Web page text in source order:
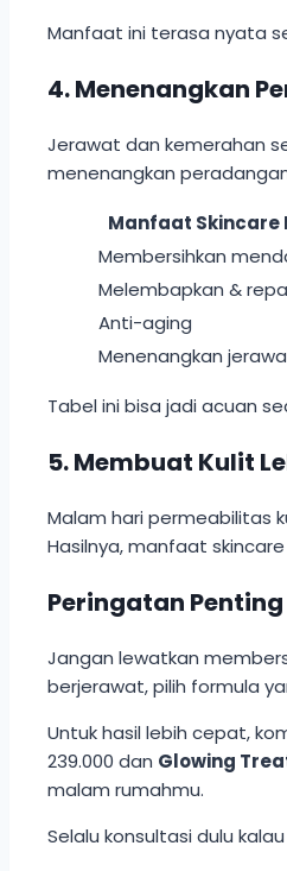
Manfaat ini terasa nyata
4. Menenangkan
Jerawat dan kemerahan
menenangkan
Manfaat Skincare
Membersihkan
Melembapkan &
Anti-aging
Menenangkan
Tabel ini bisa jadi acuan
5. Membuat Kulit
Malam hari permeabilitas
Hasilnya, manfaat
Peringatan
Jangan lewatkan
berjerawat, pilih formula
Untuk hasil lebih cepat,
239.000 dan Glowing
malam rumahmu.
Selalu konsultasi dulu